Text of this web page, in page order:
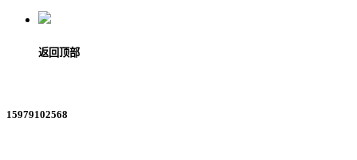
返回顶部
15979102568